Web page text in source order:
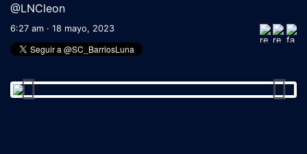
@LNCleon
6:27 am · 18 mayo, 2023
Sindicato Central Embalse de los Barrios de Luna
@SC_BarriosLuna
La paciencia de los regantes del Páramo Bajo se agota
tras los continuos 'reventones'lanuevacronica.com/la-